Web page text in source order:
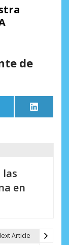
de
Telegram
en
LinkedIn
las
en
Article